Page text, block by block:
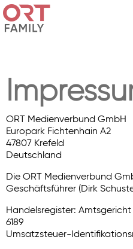
ORT Medienverbund GmbH
Europark Fichtenhain A2
47807 Krefeld
Deutschland
Die ORT Medienverbund
Geschäftsführer (Dirk
Handelsregister:
6189
Umsatzsteuer-